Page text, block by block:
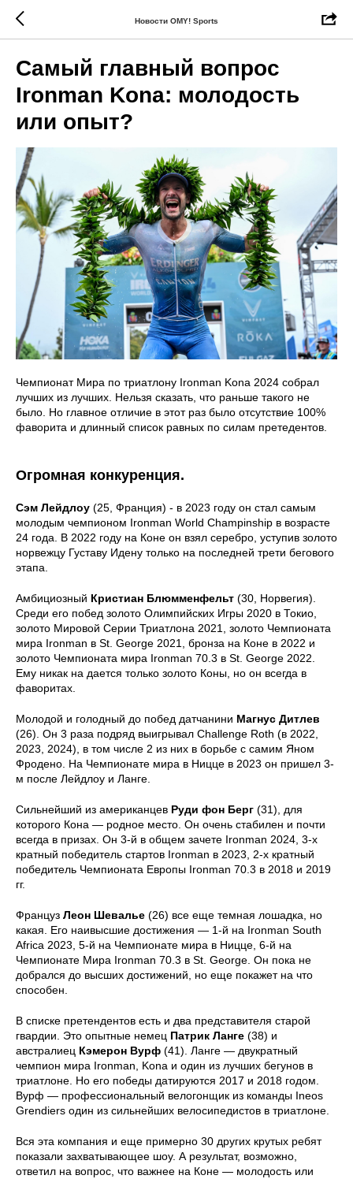
Новости OMY! Sports
Самый главный вопрос
Ironman Kona: молодость
или опыт?
Чемпионат Мира по триатлону Ironman Kona 2024 собрал
лучших из лучших. Нельзя сказать, что раньше такого не
было. Но главное отличие в этот раз было отсутствие 100%
фаворита и длинный список равных по силам претедентов.
Огромная конкуренция.
Сэм Лейдлоу (25, Франция) - в 2023 году он стал самым
молодым чемпионом Ironman World Champinship в возрасте
24 года. В 2022 году на Коне он взял серебро, уступив золото
норвежцу Густаву Идену только на последней трети бегового
этапа.
Амбициозный Кристиан Блюмменфельт (30, Норвегия).
Среди его побед золото Олимпийских Игры 2020 в Токио,
золото Мировой Серии Триатлона 2021, золото Чемпионата
мира Ironman в St. George 2021, бронза на Коне в 2022 и
золото Чемпионата мира Ironman 70.3 в St. George 2022.
Ему никак на дается только золото Коны, но он всегда в
фаворитах.
Молодой и голодный до побед датчанини Магнус Дитлев
(26). Он 3 раза подряд выигрывал Challenge Roth (в 2022,
2023, 2024), в том числе 2 из них в борьбе с самим Яном
Фродено. На Чемпионате мира в Ницце в 2023 он пришел 3-
м после Лейдлоу и Ланге.
Сильнейший из американцев Руди фон Берг (31), для
которого Кона — родное место. Он очень стабилен и почти
всегда в призах. Он 3-й в общем зачете Ironman 2024, 3-х
кратный победитель стартов Ironman в 2023, 2-х кратный
победитель Чемпионата Европы Ironman 70.3 в 2018 и 2019
гг.
Француз Леон Шевалье (26) все еще темная лошадка, но
какая. Его наивысшие достижения — 1-й на Ironman South
Africa 2023, 5-й на Чемпионате мира в Ницце, 6-й на
Чемпионате Мира Ironman 70.3 в St. George. Он пока не
добрался до высших достижений, но еще покажет на что
способен.
В списке претендентов есть и два представителя старой
гвардии. Это опытные немец Патрик Ланге (38) и
австралиец Кэмерон Вурф (41). Ланге — двукратный
чемпион мира Ironman, Kona и один из лучших бегунов в
триатлоне. Но его победы датируются 2017 и 2018 годом.
Вурф — профессиональный велогонщик из команды Ineos
Grendiers один из сильнейших велосипедистов в триатлоне.
Вся эта компания и еще примерно 30 других крутых ребят
показали захватывающее шоу. А результат, возможно,
ответил на вопрос, что важнее на Коне — молодость или